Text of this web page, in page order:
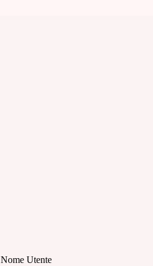
Nome Utente